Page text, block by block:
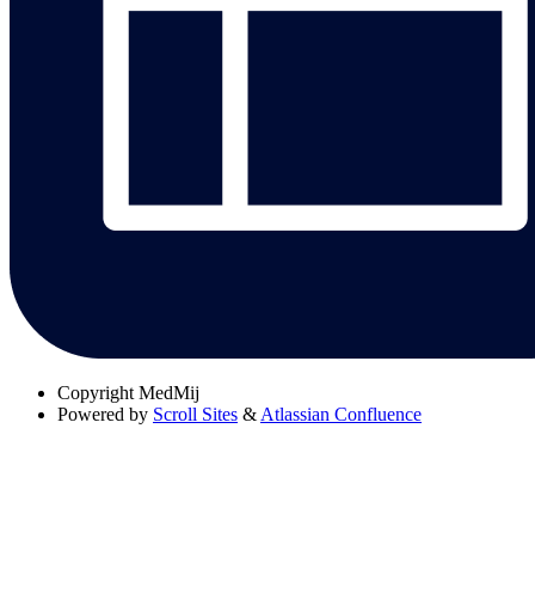
Copyright MedMij
Powered by Scroll Sites & Atlassian Confluence